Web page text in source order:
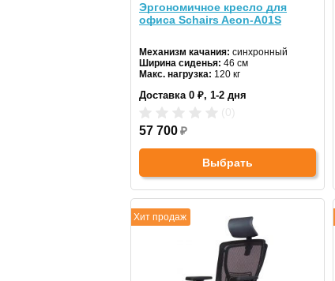
Эргономичное кресло для
офиса Schairs Aeon-А01S
Механизм качания: синхронный
Ширина сиденья: 46 см
Макс. нагрузка: 120 кг
Материал спинки:сетка
Доставка 0 ₽, 1-2 дня
57 700₽
Выбрать
Хит продаж